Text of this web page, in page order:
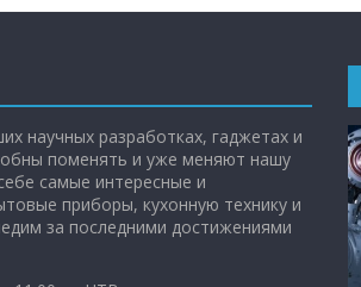
научных разработках, гаджетах и
поменять и уже меняют нашу
самые интересные и
приборы, кухонную технику и
за последними достижениями